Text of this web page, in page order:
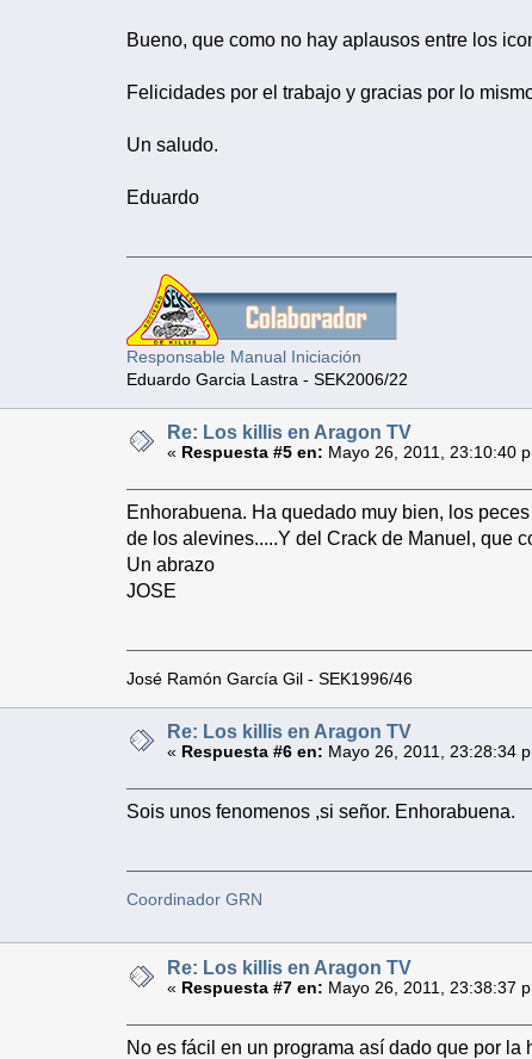
Bueno, que como no hay aplausos entre los
Felicidades por el trabajo y gracias por lo
Un saludo.
Eduardo
Responsable Manual Iniciación
Eduardo Garcia Lastra - SEK2006/22
Re: Los killis en Aragon TV
« Respuesta #5 en: Mayo 26, 2011, 23:10:40
Enhorabuena. Ha quedado muy bien, los
de los alevines.....Y del Crack de Manuel, que
Un abrazo
JOSE
José Ramón García Gil - SEK1996/46
Re: Los killis en Aragon TV
« Respuesta #6 en: Mayo 26, 2011, 23:28:34
Sois unos fenomenos ,si señor. Enhorabuena.
Coordinador GRN
Re: Los killis en Aragon TV
« Respuesta #7 en: Mayo 26, 2011, 23:38:37
No es fácil en un programa así dado que por